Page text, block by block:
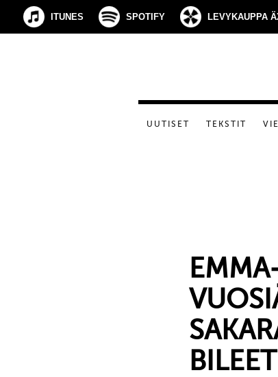
ITUNES SPOTIFY LEVYKAUPPA
UUTISET TEKSTIT
BILEET